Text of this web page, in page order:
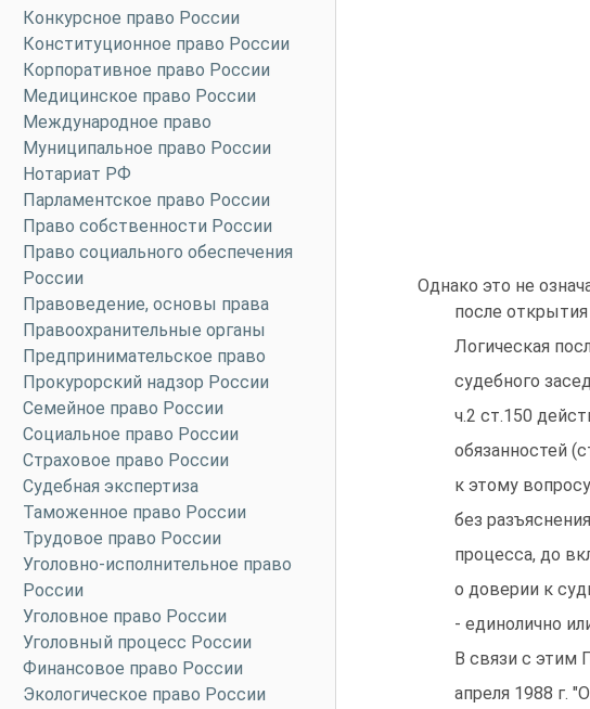
Конкурсное право России
Конституционное право России
Корпоративное право России
Медицинское право России
Международное право
Муниципальное право России
Нотариат РФ
Парламентское право России
Право собственности России
Право социального обеспечения
России
Правоведение, основы права
Правоохранительные органы
Предпринимательское право
Прокурорский надзор России
Семейное право России
Социальное право России
Страховое право России
Судебная экспертиза
Таможенное право России
Трудовое право России
Уголовно-исполнительное право
России
Уголовное право России
Уголовный процесс России
Финансовое право России
Экологическое право России
Однако это не
после открытия
Логическая
судебного
ч.2 ст.150
обязанностей
к этому
без
процесса, до
о доверии к
- единолично
В связи с этим
апреля 1988 г.